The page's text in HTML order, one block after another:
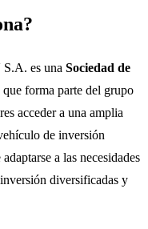
es una Sociedad de
que forma parte del grupo
acceder a una amplia
de inversión
a las necesidades
diversificadas y